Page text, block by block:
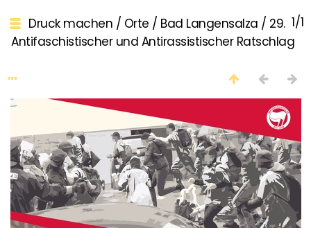
1/1
Druck machen / Orte / Bad Langensalza / 29.
Antifaschistischer und Antirassistischer Ratschlag